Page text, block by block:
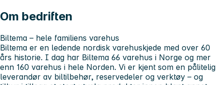
Om bedriften
Biltema – hele familiens varehus
Biltema er en ledende nordisk varehuskjede med over 60
års historie. I dag har Biltema 66 varehus i Norge og mer
enn 160 varehus i hele Norden. Vi er kjent som en pålitelig
leverandør av biltilbehør, reservedeler og verktøy – og